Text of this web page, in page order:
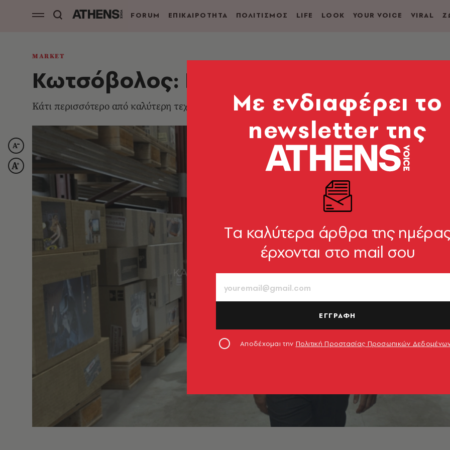
FORUM ΕΠΙΚΑΙΡΟΤΗΤΑ ΠΟΛΙΤΙΣΜΟΣ LIFE LOOK YOUR VOICE VIRAL
MARKET
Κωτσόβολος: Ιστορίες μιας
Κάτι περισσότερο από καλύτερη τεχνολογία
Mε ενδιαφέρει το
newsletter της
Tα καλύτερα άρθρα της
έρχονται στο mail σου
ΕΓΓΡΑΦΗ
Αποδέχομαι την Πολιτική Προστασίας Προσωπικών